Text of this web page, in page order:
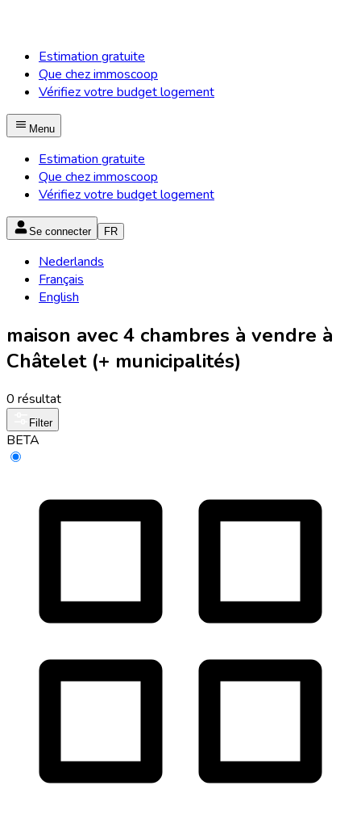
Estimation gratuite
Que chez immoscoop
Vérifiez votre budget logement
Menu
Estimation gratuite
Que chez immoscoop
Vérifiez votre budget logement
Se connecter FR
Nederlands
Français
English
maison avec 4 chambres à vendre à
Châtelet (+ municipalités)
0 résultat
Filter
BETA